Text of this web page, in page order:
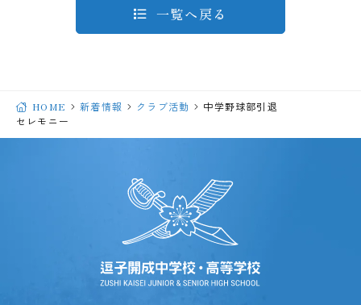
一覧へ戻る
HOME 新着情報 クラブ活動
中学野球部引退
セレモニー